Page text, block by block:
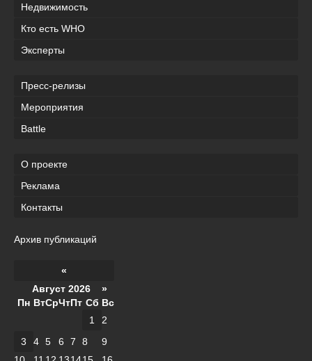
Недвижимость
Кто есть WHO
Эксперты
Пресс-релизы
Мероприятия
Battle
О проекте
Реклама
Контакты
Архив публикаций
«
Август 2026 »
Пн ВтСрЧтПт Сб Вс
1
2
3
4 5 6 7 8
9